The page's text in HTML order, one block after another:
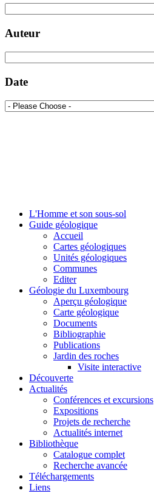
Auteur
Date
L'Homme et son sous-sol
Guide géologique
Accueil
Cartes géologiques
Unités géologiques
Communes
Editer
Géologie du Luxembourg
Aperçu géologique
Carte géologique
Documents
Bibliographie
Publications
Jardin des roches
Visite interactive
Découverte
Actualités
Conférences et excursions
Expositions
Projets de recherche
Actualités internet
Bibliothèque
Catalogue complet
Recherche avancée
Téléchargements
Liens